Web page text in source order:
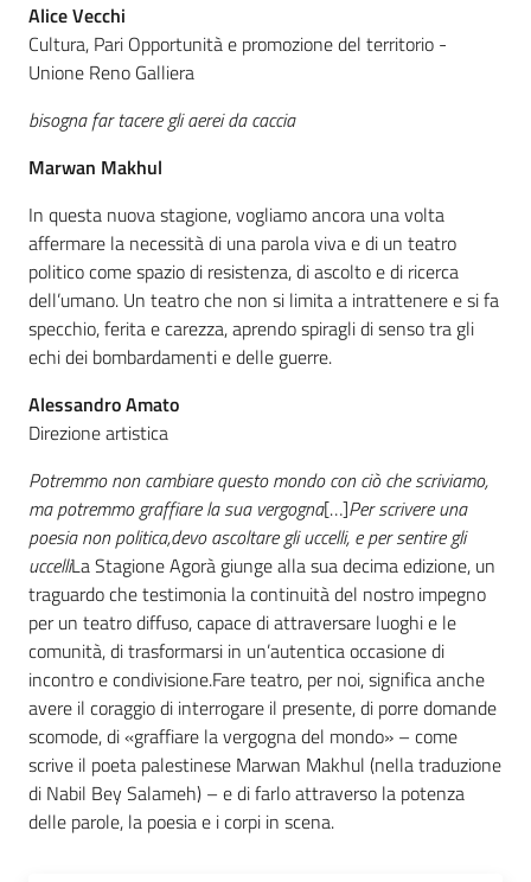
Alice Vecchi
Cultura, Pari Opportunità e promozione del territorio -
Unione Reno Galliera
bisogna far tacere gli aerei da caccia
Marwan Makhul
In questa nuova stagione, vogliamo ancora una volta
affermare la necessità di una parola viva e di un teatro
politico come spazio di resistenza, di ascolto e di ricerca
dell’umano. Un teatro che non si limita a intrattenere e si fa
specchio, ferita e carezza, aprendo spiragli di senso tra gli
echi dei bombardamenti e delle guerre.
Alessandro Amato
Direzione artistica
Potremmo non cambiare questo mondo con ciò che scriviamo,
ma potremmo graffiare la sua vergogna[…]Per scrivere una
poesia non politica,devo ascoltare gli uccelli, e per sentire gli
uccelliLa Stagione Agorà giunge alla sua decima edizione, un
traguardo che testimonia la continuità del nostro impegno
per un teatro diffuso, capace di attraversare luoghi e le
comunità, di trasformarsi in un’autentica occasione di
incontro e condivisione.Fare teatro, per noi, significa anche
avere il coraggio di interrogare il presente, di porre domande
scomode, di «graffiare la vergogna del mondo» – come
scrive il poeta palestinese Marwan Makhul (nella traduzione
di Nabil Bey Salameh) – e di farlo attraverso la potenza
delle parole, la poesia e i corpi in scena.